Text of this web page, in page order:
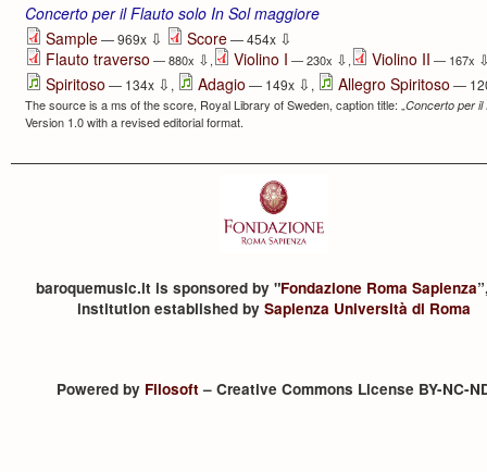
Concerto per il Flauto solo In Sol maggiore
Sample— 969x ⇩ Score— 454x ⇩
Flauto traverso — 880x ⇩, Violino I — 230x ⇩, Violino II — 167x
Spiritoso — 134x ⇩ , Adagio — 149x ⇩ , Allegro Spiritoso —
The source is a ms of the score, Royal Library of Sweden, caption title: „ Concerto per
Version 1.0 with a revised editorial format.
baroquemusic.it is sponsored by "Fondazione Roma Sapienza
institution established by Sapienza Università di Roma
Powered by Filosoft– Creative Commons License BY-NC-